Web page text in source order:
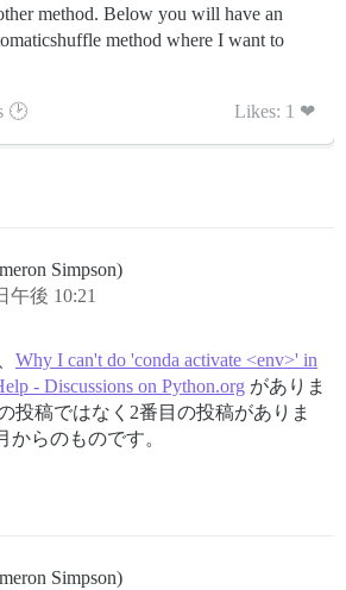
method. Below you will have an
method where I want to
🕑 Likes: 1 ❤
Simpson)
午後 10:21
Why I can't do 'conda activate <env>' in
- Discussions on Python.org がありま
投稿ではなく2番目の投稿がありま
からのものです。
Simpson)